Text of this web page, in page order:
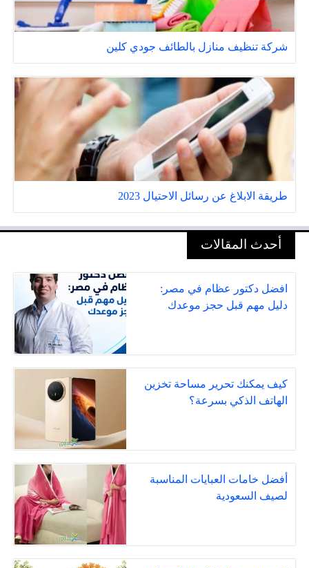
شركة تنظيف منازل بالطائف جودي كلين
طريقة الابلاغ عن رسائل الاحتيال 2023
أحدث المقالات
افضل دكتور عظام في مصر:
دليل مهم قبل حجز موعدك
كيف يمكنك تحرير مساحة تخزين
الهاتف الذكي بسرعة؟
أفضل خامات العبايات المناسبة
لصيف السعودية